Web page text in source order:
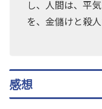
し、人間は、平
を、金儲けと殺
感想